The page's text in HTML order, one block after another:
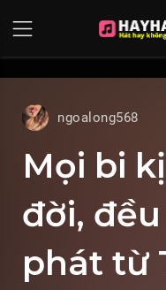
ngoalong568
Mọi bi
đời,
phát từ